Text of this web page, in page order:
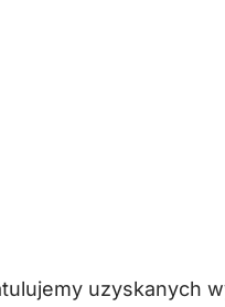
uzyskanych